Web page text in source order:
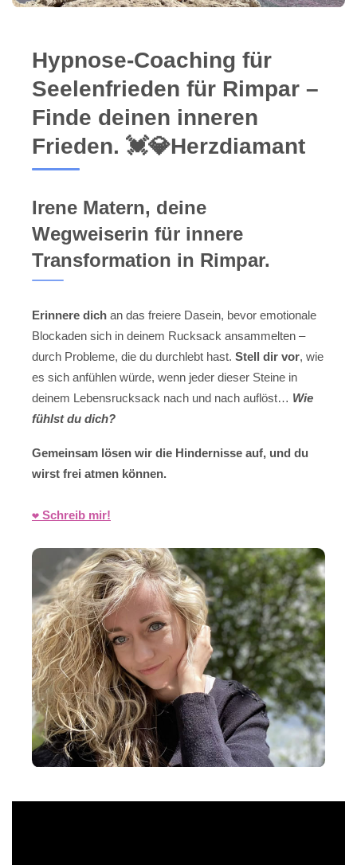
Hypnose-Coaching für
Seelenfrieden für Rimpar –
Finde deinen inneren
Frieden. 💓️💎Herzdiamant
Irene Matern, deine
Wegweiserin für innere
Transformation in Rimpar.
Erinnere dich an das freiere Dasein, bevor emotionale
Blockaden sich in deinem Rucksack ansammelten –
durch Probleme, die du durchlebt hast. Stell dir vor, wie
es sich anfühlen würde, wenn jeder dieser Steine in
deinem Lebensrucksack nach und nach auflöst… Wie
fühlst du dich?
Gemeinsam lösen wir die Hindernisse auf, und du
wirst frei atmen können.
❤️ Schreib mir!